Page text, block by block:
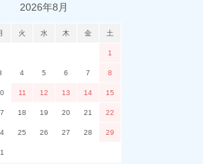
2026年8月
火 水 木 金 土
1
4 5 6 7 8
11 12 13 14 15
18 19 20 21 22
25 26 27 28 29